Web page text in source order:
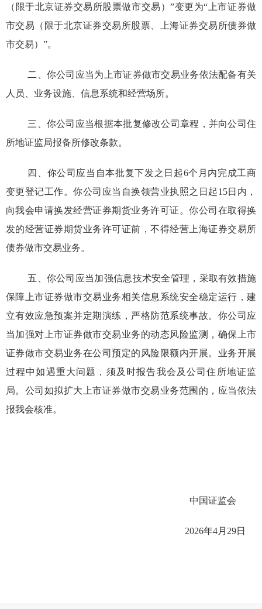
（ 限于北京证券交易所股票做市交易 ）”变更为“上市证券做
市交易 （ 限于北京证券交易所股票、上海证券交易所债券做
市交易） ”。
二、你公司应当为上市证券做市交易业务依法配备有关
人员、业务设施、信息系统和经营场所。
三、你公司应当根据本批复修改公司章程，并向公司住
所地证监局报备所修改条款。
四、你公司应当自本批复下发之日起6个月内完成工商
变更登记工作。你公司应当自换领营业执照之日起15日内，
向我会申请换发经营证券期货业务许可证。你公司在取得换
发的经营证券期货业务许可证前，不得经营上海证券交易所
债券做市交易业务。
五、你公司应当加强信息技术安全管理，采取有效措施
保障上市证券做市交易业务相关信息系统安全稳定运行，建
立有效应急预案并定期演练，严格防范系统事故。你公司应
当加强对上市证券做市交易业务的动态风险监测，确保上市
证券做市交易业务在公司预定的风险限额内开展。业务开展
过程中如遇重大问题，须及时报告我会及公司住所地证监
局。公司如拟扩大上市证券做市交易业务范围的，应当依法
报我会核准。
中国证监会
2026年4月29日